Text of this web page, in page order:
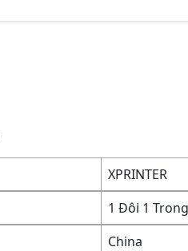
XPRINTER
1 Đôi 1
China